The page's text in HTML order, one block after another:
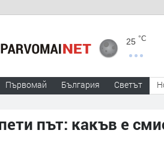
25 °C
Първомай България Светът
път: какъв е